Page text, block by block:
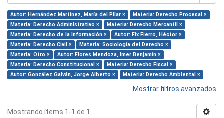
Autor: Hernández Martínez, María del Pilar ×
Materia: Derecho Procesal ×
Materia: Derecho Administrativo ×
Materia: Derecho Mercantil ×
Materia: Derecho de la Información ×
Autor: Fix Fierro, Héctor ×
Materia: Derecho Civil ×
Materia: Sociología del Derecho ×
Materia: Otro ×
Autor: Flores Mendoza, Imer Benjamín ×
Materia: Derecho Constitucional ×
Materia: Derecho Fiscal ×
Autor: González Galván, Jorge Alberto ×
Materia: Derecho Ambiental ×
Mostrar filtros avanzados
Mostrando ítems 1-1 de 1